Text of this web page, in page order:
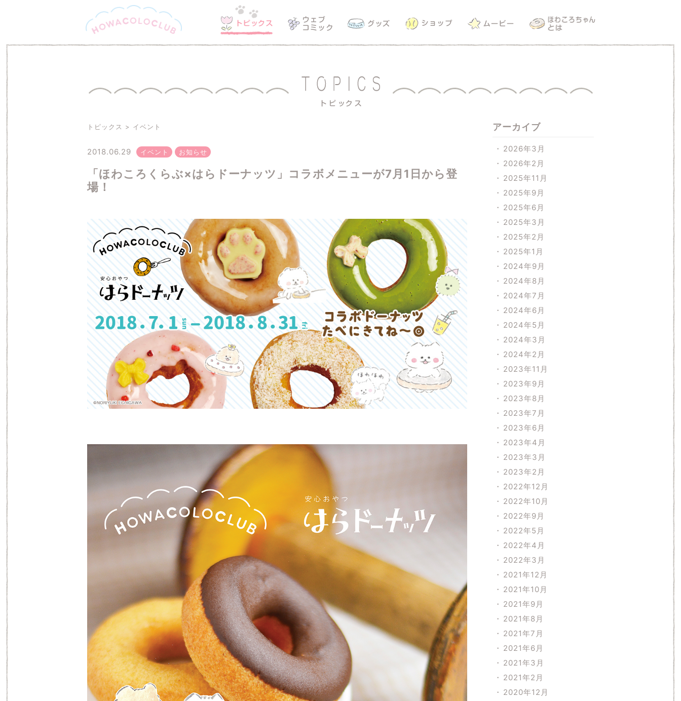
トピックス イベント
2018.06.29 イベント お知らせ
「ほわころくらぶ×はらドーナッツ」コラボメニューが7月1日から登
場！
アーカイブ
2026年3月
2026年2月
2025年11月
2025年9月
2025年6月
2025年3月
2025年2月
2025年1月
2024年9月
2024年8月
2024年7月
2024年6月
2024年5月
2024年3月
2024年2月
2023年11月
2023年9月
2023年8月
2023年7月
2023年6月
2023年4月
2023年3月
2023年2月
2022年12月
2022年10月
2022年9月
2022年5月
2022年4月
2022年3月
2021年12月
2021年10月
2021年9月
2021年8月
2021年7月
2021年6月
2021年3月
2021年2月
2020年12月